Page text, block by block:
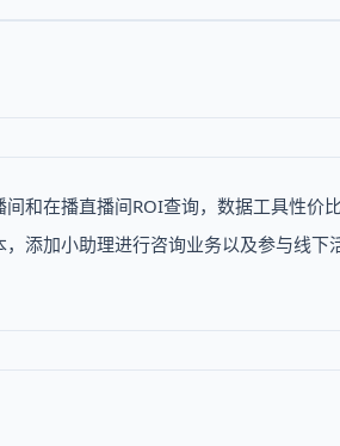
和在播直播间ROI查询，数据工具性价
添加小助理进行咨询业务以及参与线下